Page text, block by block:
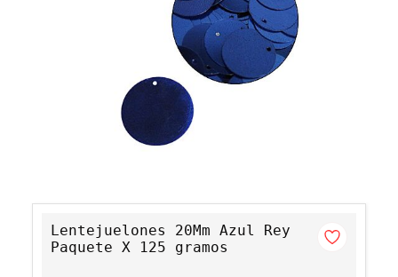
Lentejuelones 20Mm Azul Rey
Paquete X 125 gramos